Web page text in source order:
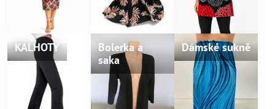
KALHOTY
Bolerka a
saka
Dámské sukně